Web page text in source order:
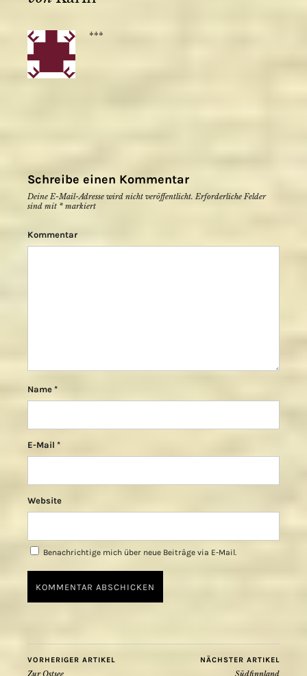
***
Schreibe einen Kommentar
Deine E-Mail-Adresse wird nicht veröffentlicht. Erforderliche Felder
sind mit * markiert
Kommentar
Name *
E-Mail *
Website
Benachrichtige mich über neue Beiträge via E-Mail.
VORHERIGER ARTIKEL
Zur Ostsee
NÄCHSTER ARTIKEL
Südfinnland